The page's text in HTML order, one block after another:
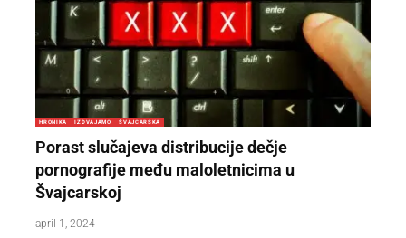
HRONIKA IZDVAJAMO ŠVAJCARSKA
Porast slučajeva distribucije dečje
pornografije među maloletnicima u
Švajcarskoj
april 1, 2024